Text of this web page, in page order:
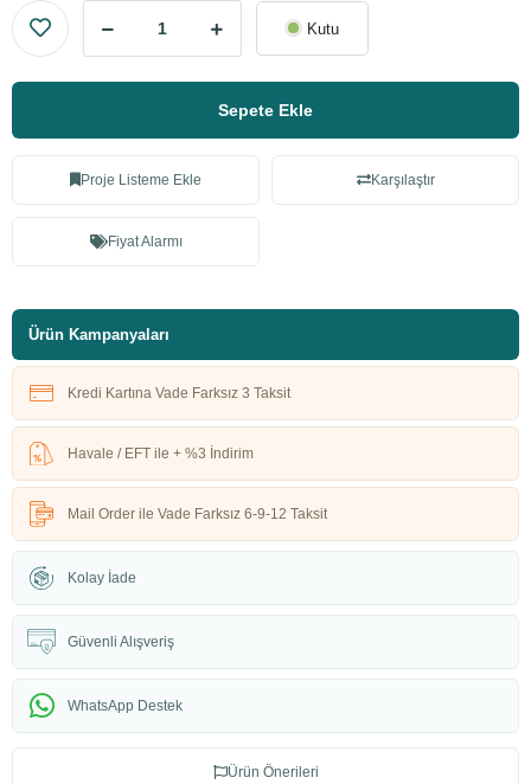
Kutu
Sepete Ekle
Proje Listeme Ekle Karşılaştır
Fiyat Alarmı
Ürün Kampanyaları
Kredi Kartına Vade Farksız 3 Taksit
Havale / EFT ile + %3 İndirim
Mail Order ile Vade Farksız 6-9-12 Taksit
Kolay İade
Güvenli Alışveriş
WhatsApp Destek
Ürün Önerileri